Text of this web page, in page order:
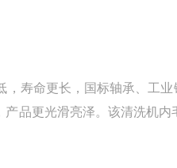
寿命更长，国标轴承、工
品更光滑亮泽。该清洗机